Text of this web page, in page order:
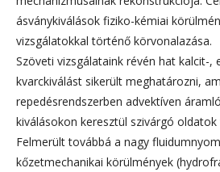
ásványkiválások fiziko-kémiai
vizsgálatokkal történő körvonalazása.
Szöveti vizsgálataink révén hat kalcit-,
kvarckiválást sikerült meghatározni,
repedésrendszerben advektíven
kiválásokon keresztül szivárgó oldatok
Felmerült továbbá a nagy
kőzetmechanikai körülmények